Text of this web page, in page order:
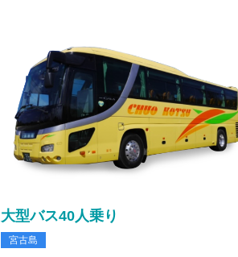
大型バス40人乗り
宮古島